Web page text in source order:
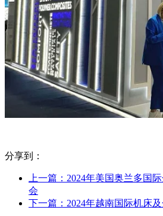
分享到：
上一篇：2024年美国奥兰多国
会
下一篇：2024年越南国际机床